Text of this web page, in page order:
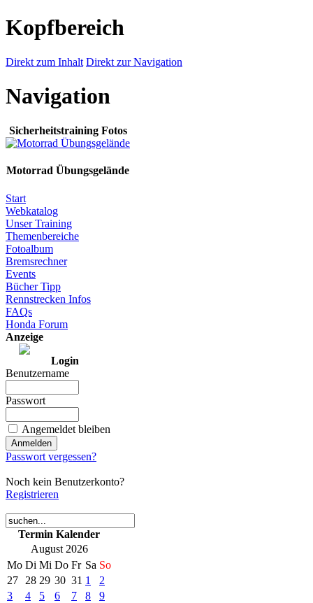
Kopfbereich
Direkt zum Inhalt Direkt zur Navigation
Navigation
Sicherheitstraining Fotos
Motorrad Übungsgelände
Start
Webkatalog
Unser Training
Themenbereiche
Fotoalbum
Bremsrechner
Events
Bücher Tipp
Rennstrecken Infos
FAQs
Honda Forum
Anzeige
Login
Benutzername
Passwort
Angemeldet bleiben
Passwort vergessen?
Noch kein Benutzerkonto?
Registrieren
Termin Kalender
August 2026
Mo Di Mi Do Fr Sa So
27
28 29 30 31 1
2
3
4 5 6 7 8
9